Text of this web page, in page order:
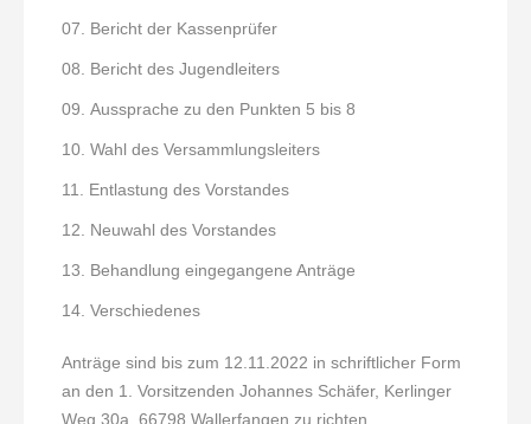
Bericht der Kassenprüfer
Bericht des Jugendleiters
Aussprache zu den Punkten 5 bis 8
Wahl des Versammlungsleiters
Entlastung des Vorstandes
Neuwahl des Vorstandes
Behandlung eingegangene Anträge
Verschiedenes
Anträge sind bis zum 12.11.2022 in schriftlicher Form
an den 1. Vorsitzenden Johannes Schäfer, Kerlinger
Weg 30a, 66798 Wallerfangen zu richten.